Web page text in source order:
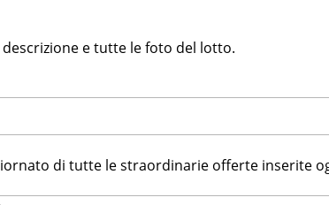
e tutte le foto del lotto.
di tutte le straordinarie offerte inserite